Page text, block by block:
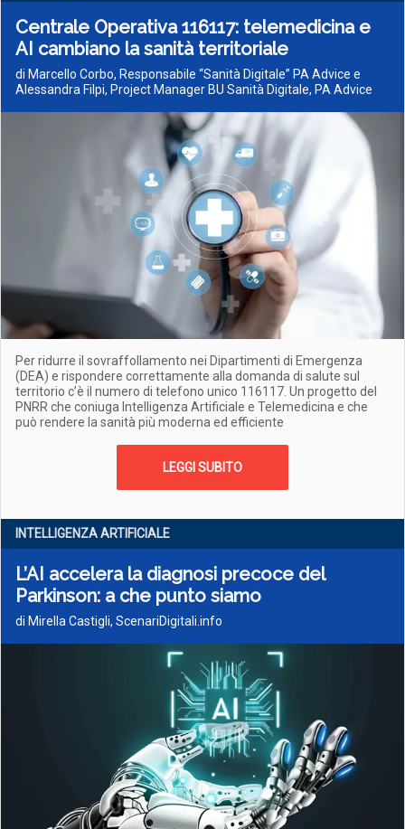
Centrale Operativa 116117: telemedicina e
AI cambiano la sanità territoriale
di Marcello Corbo, Responsabile “Sanità Digitale” PA Advice e
Alessandra Filpi, Project Manager BU Sanità Digitale, PA Advice
Per ridurre il sovraffollamento nei Dipartimenti di Emergenza
(DEA) e rispondere correttamente alla domanda di salute sul
territorio c’è il numero di telefono unico 116117. Un progetto del
PNRR che coniuga Intelligenza Artificiale e Telemedicina e che
può rendere la sanità più moderna ed efficiente
LEGGI SUBITO
INTELLIGENZA ARTIFICIALE
L’AI accelera la diagnosi precoce del
Parkinson: a che punto siamo
di Mirella Castigli, ScenariDigitali.info